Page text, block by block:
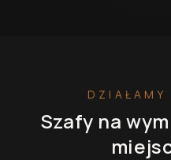
DZIAŁAMY
Szafy na